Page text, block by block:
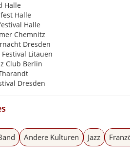
Halle
Halle
Halle
Chemnitz
Dresden
Litauen
Club Berlin
Dresden
Andere Kulturen Jazz